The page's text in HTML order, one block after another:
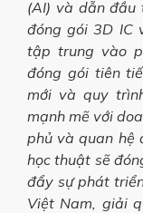
(AI) và dẫn đầu
đóng gói 3D IC
tập trung vào
đóng gói tiên
mới và quy
mạnh mẽ với
phủ và quan hệ
học thuật sẽ
đẩy sự phát
Việt Nam, giải